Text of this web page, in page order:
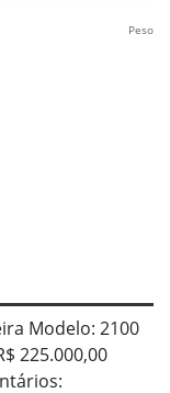
Peso
Modelo: 2100
225.000,00